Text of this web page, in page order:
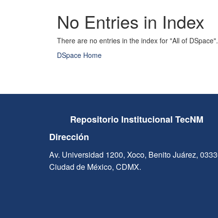
No Entries in Index
There are no entries in the index for "All of DSpace".
DSpace Home
Repositorio Institucional TecNM
Dirección
Av. Universidad 1200, Xoco, Benito Juárez,
Ciudad de México, CDMX.